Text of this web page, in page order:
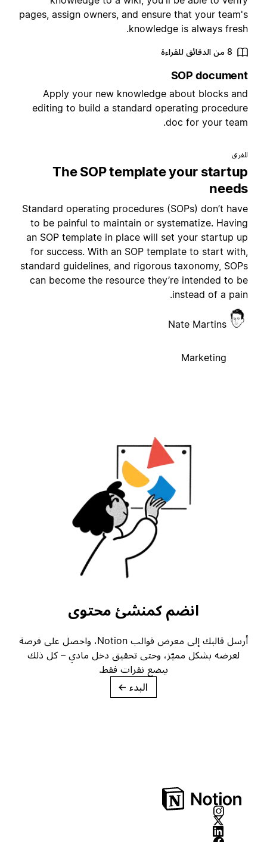
pages, assign owners, and ensure that your
knowledge is always
8 من الدقائق للقراءة
SOP
Apply your new knowledge about blocks
editing to build a standard operating
doc for your
The SOP template your
Standard operating procedures (SOPs) don’t
to be painful to maintain or systematize.
an SOP template in place will set your startup
for success. With an SOP template to start
standard guidelines, and rigorous taxonomy,
can become the resource they’re intended to
instead of a
Nate Martins
Marketing
انضم كمنشئ محتوى
أرسل قالبك إلى معرض قوالب Notion، واحصل على فرصة
لعرضه بشكل مميّز، وحتى تحقيق دخل مادي – كل ذلك
ببضع نقرات فقط.
→